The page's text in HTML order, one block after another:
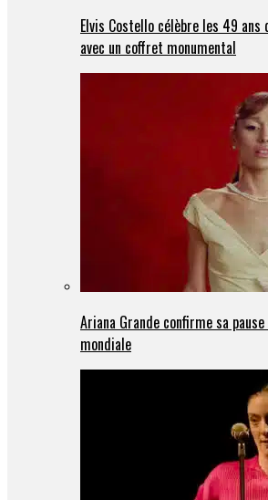
Elvis Costello célèbre les 49 ans
avec un coffret monumental
Ariana Grande confirme sa
mondiale